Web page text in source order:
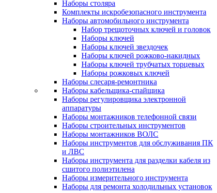
Наборы столяра
Комплекты искробезопасного инструмента
Наборы автомобильного инструмента
Набор трещоточных ключей и головок
Наборы ключей
Наборы ключей звездочек
Наборы ключей рожково-накидных
Наборы ключей трубчатых торцевых
Наборы рожковых ключей
Наборы слесаря-ремонтника
Наборы кабельщика-спайщика
Наборы регулировщика электронной
аппаратуры
Наборы монтажников телефонной связи
Наборы строительных инструментов
Наборы монтажников ВОЛС
Наборы инструментов для обслуживания ПК
и ЛВС
Наборы инструмента для разделки кабеля из
сшитого полиэтилена
Наборы измерительного инструмента
Наборы для ремонта холодильных установок